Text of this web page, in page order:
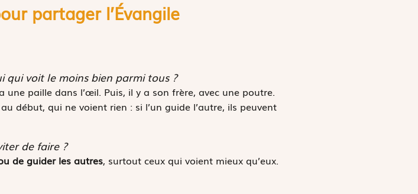
partager l’Évangile
qui voit le moins bien parmi tous ?
une paille dans l’œil. Puis, il y a son frère, avec une poutre.
début, qui ne voient rien : si l’un guide l’autre, ils peuvent
de faire ?
de guider les autres, surtout ceux qui voient mieux qu’eux.